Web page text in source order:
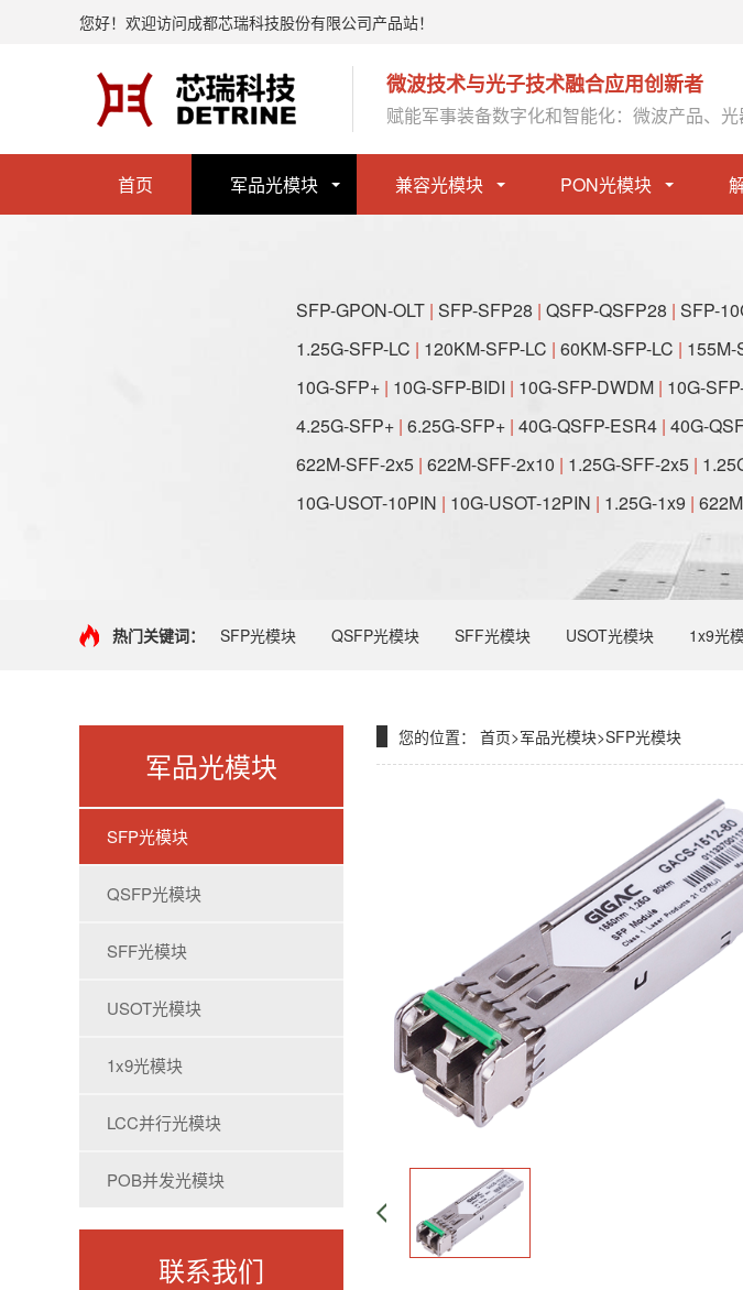
您好！欢迎访问成都芯瑞科技股份有限公司产品站！
微波技术与光子技术融合应用创新者
赋能军事装备数字化和智能化：微波产品、
首页 军品光模块 兼容光模块 PON光模块
SFP-GPON-OLT| SFP-SFP28 | QSFP-QSFP28 | SFP-
1.25G-SFP-LC | 120KM-SFP-LC | 60KM-SFP-LC | 155M-
10G-SFP+| 10G-SFP-BIDI | 10G-SFP-DWDM| 10G-
4.25G-SFP+| 6.25G-SFP+| 40G-QSFP-ESR4| 40G-
622M-SFF-2x5| 622M-SFF-2x10 | 1.25G-SFF-2x5|
10G-USOT-10PIN | 10G-USOT-12PIN | 1.25G-1x9 |
热门关键词： SFP光模块 QSFP光模块 SFF光模块 USOT光模块 1x9光
军品光模块
SFP光模块
QSFP光模块
SFF光模块
USOT光模块
1x9光模块
LCC并行光模块
POB并发光模块
联系我们
您的位置： 首页>军品光模块>SFP光模块